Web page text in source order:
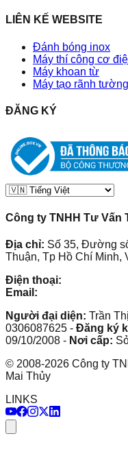
LIÊN KẾ WEBSITE
Đánh bóng inox
Máy thí công cơ
Máy khoan từ
Máy tạo rãnh
ĐĂNG KÝ
Công ty TNHH Tư Vấn
Địa chỉ: Số 35, Đường
Thuận, Tp Hồ Chí Minh,
Điện thoại:
Email:
Người đại diện: Trần
0306087625 - Đăng ký
09/10/2008 - Nơi cấp:
© 2008-2026 Công ty
Mai Thủy
LINKS